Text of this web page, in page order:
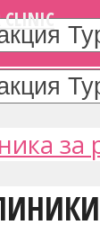
CLINIC
за